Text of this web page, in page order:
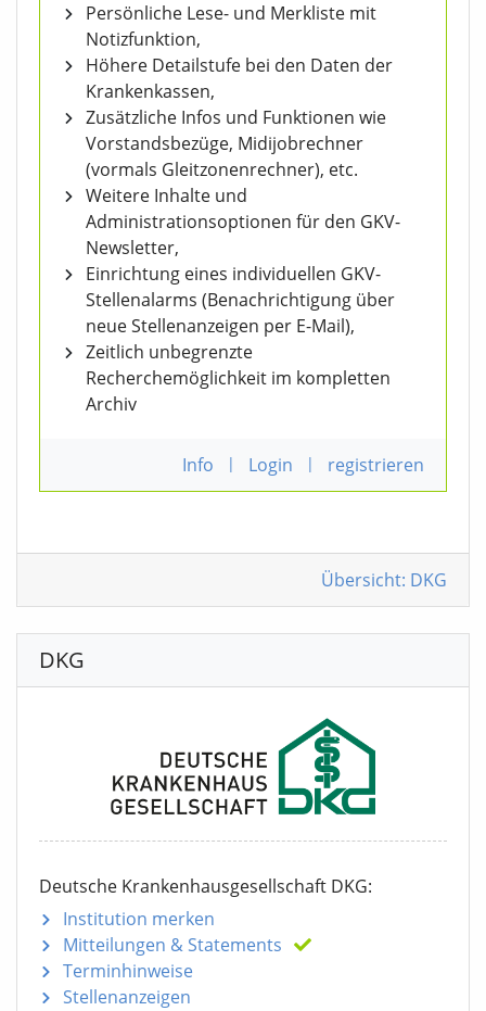
Persönliche Lese- und Merkliste mit
Notizfunktion,
Höhere Detailstufe bei den Daten der
Krankenkassen,
Zusätzliche Infos und Funktionen wie
Vorstandsbezüge, Midijobrechner
(vormals Gleitzonenrechner), etc.
Weitere Inhalte und
Administrationsoptionen für den GKV-
Newsletter,
Einrichtung eines individuellen GKV-
Stellenalarms (Benachrichtigung über
neue Stellenanzeigen per E-Mail),
Zeitlich unbegrenzte
Recherchemöglichkeit im kompletten
Archiv
Info | Login | registrieren
Übersicht: DKG
DKG
Deutsche Krankenhausgesellschaft DKG:
Institution merken
Mitteilungen & Statements
Terminhinweise
Stellenanzeigen